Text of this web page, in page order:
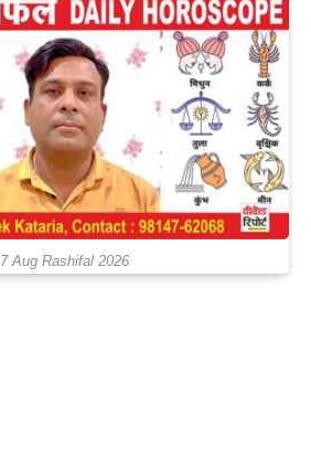
7 Aug Rashifal 2026